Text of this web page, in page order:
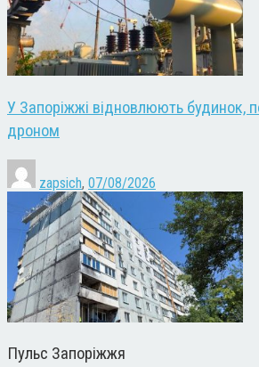
У Запоріжжі відновлюють будинок,
дроном
zapsich, 07/08/2026
Пульс Запоріжжя